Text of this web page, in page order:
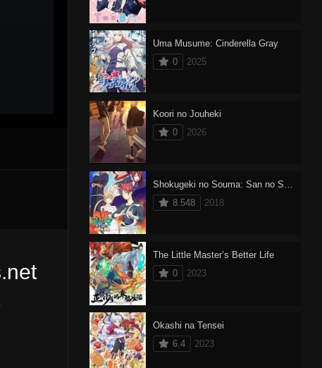
Uma Musume: Cinderella Gray
0
2025
Koori no Jouheki
0
2026
Shokugeki no Souma: San no Sara – Tootsuki Ressha-hen
8.548
2018
The Little Master’s Better Life
0
2023
Okashi na Tensei
6.4
2023